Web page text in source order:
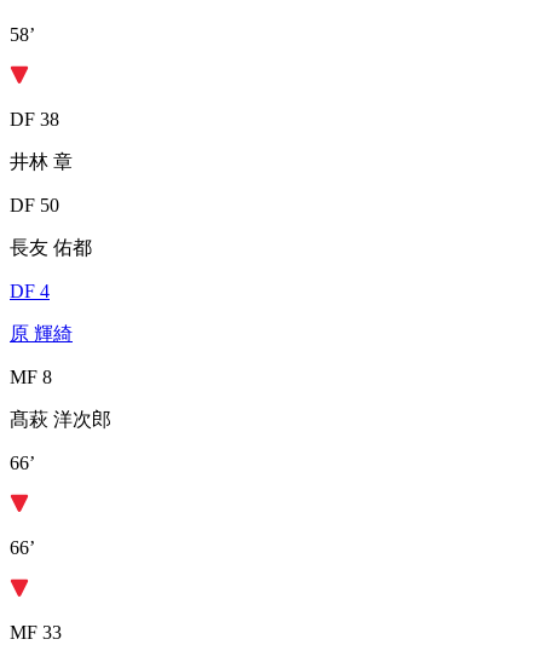
58’
DF 38
井林 章
DF 50
長友 佑都
DF 4
原 輝綺
MF 8
髙萩 洋次郎
66’
66’
MF 33